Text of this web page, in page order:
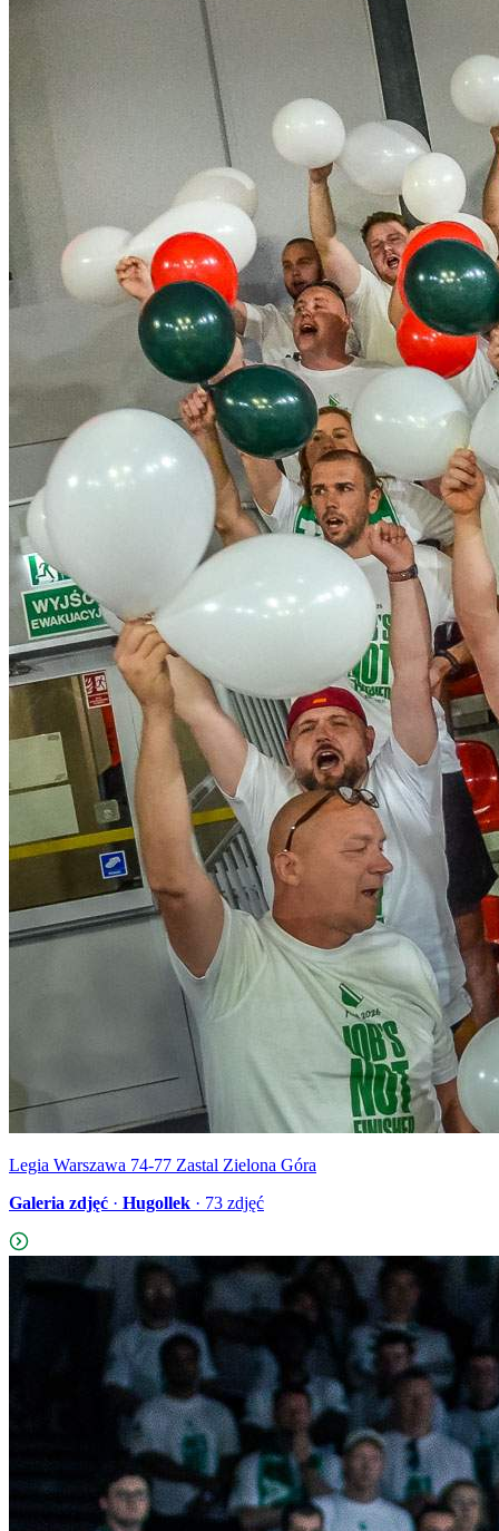
Legia Warszawa 74-77 Zastal Zielona Góra
Galeria zdjęć · Hugollek · 73 zdjęć